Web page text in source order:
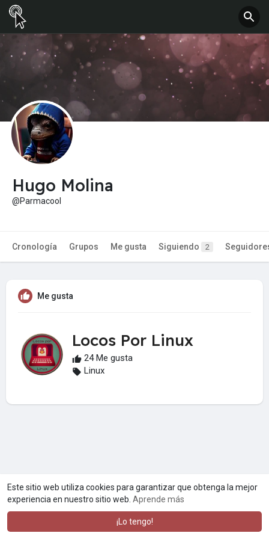
Este sitio web utiliza cookies para garantizar que obtenga la mejor
experiencia en nuestro sitio web. Aprende más
¡Lo tengo!
Hugo Molina
@Parmacool
Cronología Grupos Me gusta Siguiendo 2
Me gusta
Locos Por Linux
24 Me gusta
Linux